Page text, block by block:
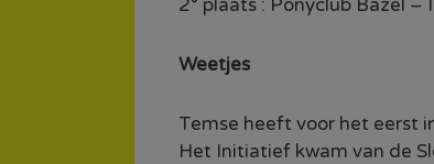
2° plaats : Ponyclub Bazel –
Weetjes
Temse heeft voor het eerst
Het Initiatief kwam van de